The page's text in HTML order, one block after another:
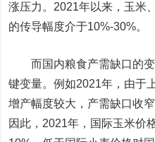
涨压力。2021年以来，玉米
的传导幅度介于10%-30%。
而国内粮食产需缺口的变
键变量。例如2021年，由于
增产幅度较大，产需缺口收
因此，2021年，国际玉米价